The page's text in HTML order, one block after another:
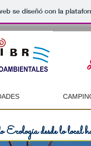
se diseñó con la
desde lo local